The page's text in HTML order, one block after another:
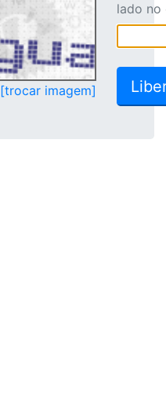
[trocar imagem]
lado no